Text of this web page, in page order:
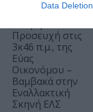
Data Deletion
Μεσοτοιχίες ή
Προσευχή στις
3κ46 π.μ., της
Εύας
Οικονόμου –
Βαμβακά στην
Εναλλακτική
Σκηνή ΕΛΣ